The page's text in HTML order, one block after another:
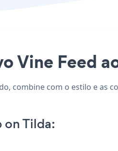
Vine Feed
combine com o estilo e as
on Tilda: